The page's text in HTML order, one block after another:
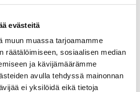
evästeitä
muun muassa tarjoamamme
räätälöimiseen, sosiaalisen median
ja kävijämäärämme
avulla tehdyssä mainonnan
ei yksilöidä eikä tietoja
pieleen sivun lataamisessa